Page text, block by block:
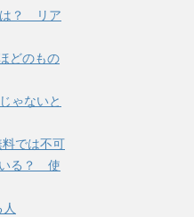
は？ リア
どのもの
ゃないと
では不可
いる？ 使